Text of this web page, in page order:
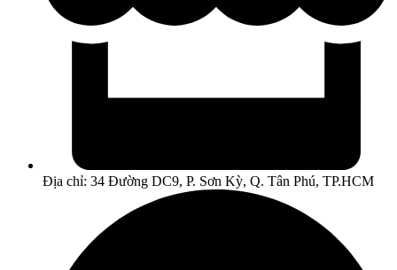
Địa chỉ: 34 Đường DC9, P. Sơn Kỳ, Q. Tân Phú, TP.HCM